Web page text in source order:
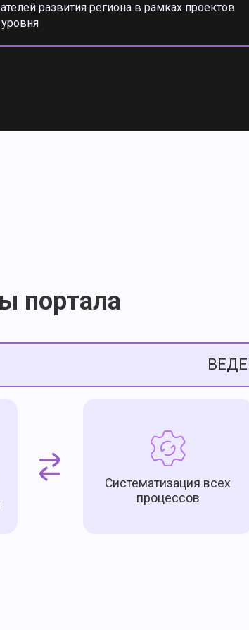
развития региона в рамках проектов
портала
Систематизация всех
процессов